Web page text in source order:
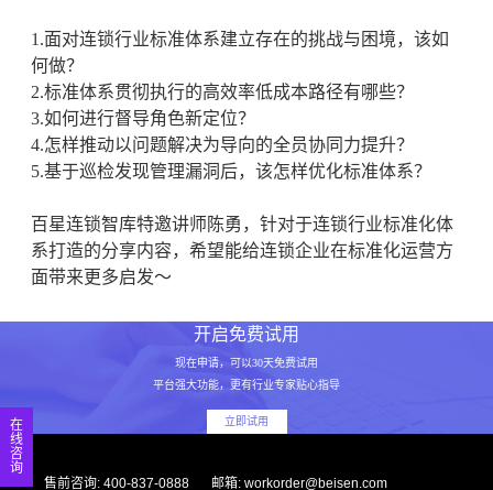
1.面对连锁行业标准体系建立存在的挑战与困境，该如
何做？
2.标准体系贯彻执行的高效率低成本路径有哪些？
3.如何进行督导角色新定位？
4.怎样推动以问题解决为导向的全员协同力提升？
5.基于巡检发现管理漏洞后，该怎样优化标准体系？
百星连锁智库特邀讲师陈勇，针对于连锁行业标准化体
系打造的分享内容，希望能给连锁企业在标准化运营方
面带来更多启发～
开启免费试用
现在申请，可以30天免费试用
平台强大功能，更有行业专家贴心指导
立即试用
售前咨询: 400-837-0888 邮箱: workorder@beisen.com
在
线
咨
询